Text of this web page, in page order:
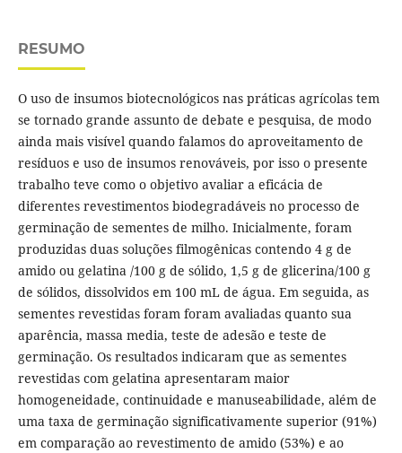
RESUMO
O uso de insumos biotecnológicos nas práticas agrícolas tem
se tornado grande assunto de debate e pesquisa, de modo
ainda mais visível quando falamos do aproveitamento de
resíduos e uso de insumos renováveis, por isso o presente
trabalho teve como o objetivo avaliar a eficácia de
diferentes revestimentos biodegradáveis no processo de
germinação de sementes de milho. Inicialmente, foram
produzidas duas soluções filmogênicas contendo 4 g de
amido ou gelatina /100 g de sólido, 1,5 g de glicerina/100 g
de sólidos, dissolvidos em 100 mL de água. Em seguida, as
sementes revestidas foram foram avaliadas quanto sua
aparência, massa media, teste de adesão e teste de
germinação. Os resultados indicaram que as sementes
revestidas com gelatina apresentaram maior
homogeneidade, continuidade e manuseabilidade, além de
uma taxa de germinação significativamente superior (91%)
em comparação ao revestimento de amido (53%) e ao